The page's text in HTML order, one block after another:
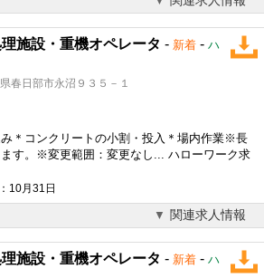
施設・重機オペレータ - 新着 - ハ
春日部市永沼９３５－１
み＊コンクリートの小割・投入＊場内作業※長
す。※変更範囲：変更なし... ハローワーク求
10月31日
関連求人情報
施設・重機オペレータ - 新着 - ハ